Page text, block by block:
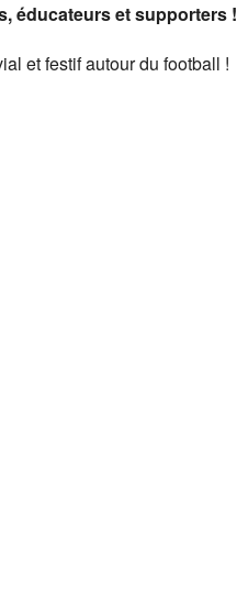
éducateurs et supporters !
et festif autour du football !